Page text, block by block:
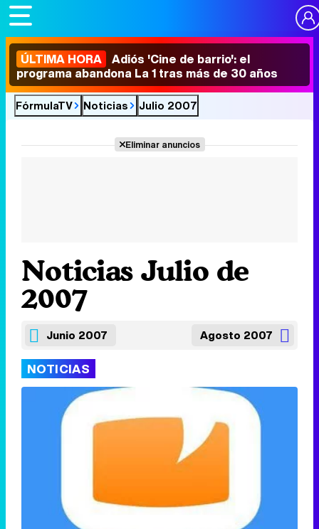
ÚLTIMA HORA Adiós 'Cine de barrio': el
programa abandona La 1 tras más de 30 años
FórmulaTV Noticias Julio 2007
Eliminar anuncios
Noticias Julio de
2007
Junio 2007 Agosto 2007
NOTICIAS